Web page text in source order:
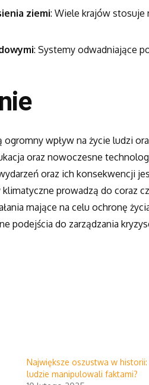
ziemi: Wiele krajów stosuje
: Systemy odwadniające
wpływ na życie ludzi
oraz nowoczesne
oraz ich konsekwencji
klimatyczne prowadzą do coraz
mające na celu ochronę
podejścia do zarządzania
Największe oszustwa w historii:
ludzie manipulowali faktami?